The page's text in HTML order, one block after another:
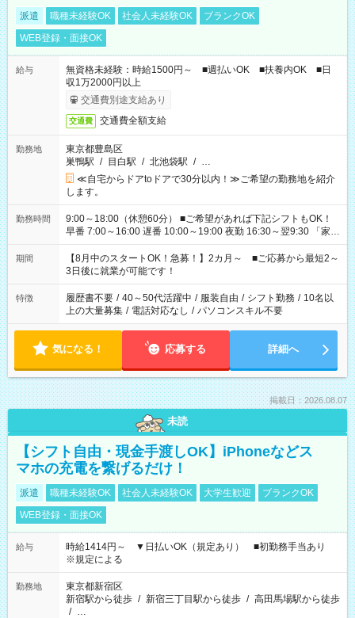
派遣 職種未経験OK 社会人未経験OK
ブランクOK
WEB登録・面接OK
給与
無資格未経験：時給1500円～ ■週払いOK ■扶養内OK ■日
収1万2000円以上
交通費別途支給あり
交通費 交通費全額支給
勤務地
東京都豊島区
巣鴨駅 / 目白駅 / 北池袋駅 / …
≪自宅からドアtoドアで30分以内！≫ご希望の勤務地を紹介
します。
勤務時間
9:00～18:00（休憩60分） ■ご希望があれば下記シフトもOK！
早番 7:00～16:00 遅番 10:00～19:00 夜勤 16:30～翌9:30 「家族
と休みを合わせたい」 「余裕を持って夕飯の準備がしたい」
「できれば残業はしたくない」 など、ご希望を教えてください
ね。 ※Wワーク希望の方へ 今ご覧のお仕事で希望する勤務時間
と、もう1つのお仕事の勤務時間。 合計で週40時間を超える場
合は応募できません。
期間
【8月中のスタートOK！急募！】2カ月～ ■ご応募から最短2～
3日後に就業が可能です！
特徴 履歴書不要 / 40～50代活躍中 / 服装自由 / シフト勤務 / 10名以
上の大量募集 / 電話対応なし / パソコンスキル不要
気になる！ 応募する 詳細へ
掲載日：2026.08.07
未読
【シフト自由・現金手渡しOK】iPhoneなどス
マホの充電を繋げるだけ！
派遣 職種未経験OK 社会人未経験OK 大学生歓迎
ブランクOK
WEB登録・面接OK
給与
時給1414円～ ▼日払いOK（規定あり） ■初勤務手当あり
※規定による
勤務地
東京都新宿区
新宿駅から徒歩 / 新宿三丁目駅から徒歩 / 高田馬場駅から徒歩
/ …